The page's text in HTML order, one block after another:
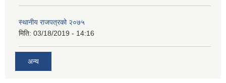
स्थानीय राजपत्रको २०७५
मिति: 03/18/2019 - 14:16
अन्य